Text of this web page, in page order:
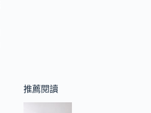
推薦閱讀